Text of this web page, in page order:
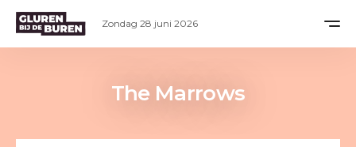
The Marrows
Zondag 28 juni 2026